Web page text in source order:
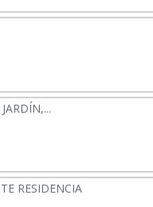
RESIDENCIA